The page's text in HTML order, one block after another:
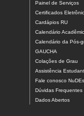
Painel de Serviços
Certificados
Cardápios RU
Calendário
Calendário da Pós-
GAUCHA
Colações de Grau
Assistência
Fale conosco
Dúvidas Frequentes
Dados Abertos